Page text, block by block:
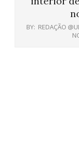
BY: REDAÇÃO